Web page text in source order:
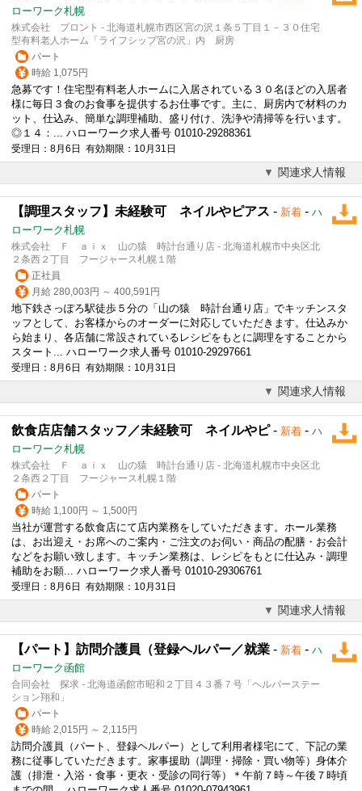
ローワーク札幌
株式会社 プロント - 北海道札幌市西区宮の沢１条５丁目１－３０住宅
型有料老人ホーム「ライフシップ宮の沢」内 厨房
パート
時給 1,075円
急募です！住宅型有料老人ホームに入居されている３０名ほどの入居者
様に毎日３食のお食事を提供するお仕事です。主に、厨房内で材料のカ
ット、仕込み、簡単な調理補助、盛り付け、洗浄や清掃等を行います。
◎１４：... ハローワーク求人番号 01010-29288361
受理日：8月6日 有効期限：10月31日
関連求人情報
【調理スタッフ】未経験可 ネイルやピアス - 新着 - ハ
ローワーク札幌
株式会社 Ｆ ａｉｘ 山の猿 時計台通り店 - 北海道札幌市中央区北
２条西２丁目 フージャース札幌１階
正社員
月給 280,003円 ～ 400,591円
地下鉄さっぽろ駅徒歩５分の「山の猿 時計台通り店」でキッチンスタ
ッフとして、お客様からのオーダーに対応していただきます。仕込みか
ら始まり、各店舗に常設されているレシピをもとに調理をすることから
スタート... ハローワーク求人番号 01010-29297661
受理日：8月6日 有効期限：10月31日
関連求人情報
飲食店店舗スタッフ／未経験可 ネイルやピ- 新着 - ハ
ローワーク札幌
株式会社 Ｆ ａｉｘ 山の猿 時計台通り店 - 北海道札幌市中央区北
２条西２丁目 フージャース札幌１階
パート
時給 1,100円 ～ 1,500円
当社が運営する飲食店にて店内業務をしていただきます。ホール業務
は、お出迎え・お席へのご案内・ご注文のお伺い・商品の配膳・お会計
などをお願い致します。キッチン業務は、レシピをもとに仕込み・ 調理
補助をお願... ハローワーク求人番号 01010-29306761
受理日：8月6日 有効期限：10月31日
関連求人情報
【パート】訪問介護員（登録ヘルパー／就業 - 新着 - ハ
ローワーク函館
合同会社 探求 - 北海道函館市昭和２丁目４３番７号「ヘルパーステー
ション翔和」
パート
時給 2,015円 ～ 2,115円
訪問介護員（パート、登録ヘルパー）として利用者様宅にて、下記の業
務に従事していただきます。家事援助（調理 ・掃除・買い物等）身体介
護（排泄・入浴・食事・更衣・受診の同行等）＊午前７時～午後７時頃